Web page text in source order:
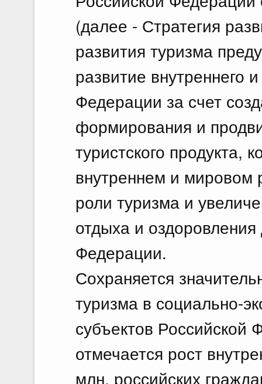
(далее - Стратегия
развития туризма
развитие внутреннего
Федерации за счет
формирования и
туристского продукта,
внутреннем и мировом
роли туризма и
отдыха и
Федерации.
Сохраняется
туризма в социально-
субъектов Российской
отмечается рост
млн. российских